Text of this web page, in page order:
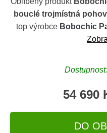
bouclé trojmístná
top výrobce Bobochic
54 690
DO